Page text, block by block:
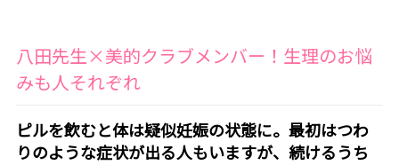
八田先生×美的クラブメンバー！生理のお悩
みも人それぞれ
ピルを飲むと体は疑似妊娠の状態に。最初はつわ
りのような症状が出る人もいますが、続けるうち